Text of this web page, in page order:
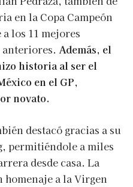
en la Copa Campeón
los 11 mejores
anteriores. Además, el
historia al ser el
en el GP,
novato.
destacó gracias a su
permitiéndole a miles
desde casa. La
a la Virgen